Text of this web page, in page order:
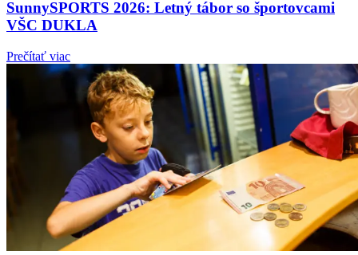
SunnySPORTS 2026: Letný tábor so športovcami
VŠC DUKLA
Prečítať viac